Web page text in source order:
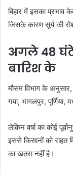
बिहार में इसका प्रभाव
जिसके कारण सूर्य की
अगले 48
बारिश के
मौसम विभाग के
गया, भागलपुर,
लेकिन वर्षा का कोई
इससे किसानों को राहत
का खतरा नहीं है।